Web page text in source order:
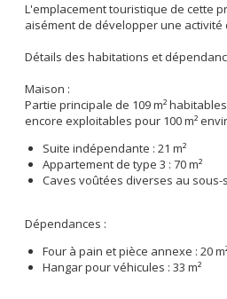
L'emplacement touristique de cette
aisément de développer une
Détails des habitations et
Maison :
Partie principale de 109 m²
encore exploitables pour 100 m²
Suite indépendante : 21 m²
Appartement de type 3 : 70 m²
Caves voûtées diverses au sous-
Dépendances :
Four à pain et pièce annexe : 20
Hangar pour véhicules : 33 m²